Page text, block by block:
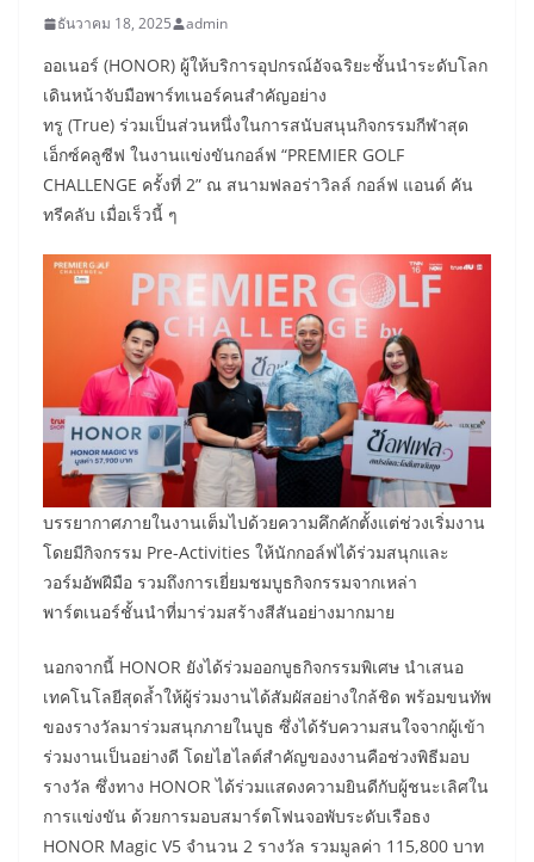
ธันวาคม 18, 2025 admin
ออเนอร์ (HONOR) ผู้ให้บริการอุปกรณ์อัจฉริยะชั้นนำระดับโลก
เดินหน้าจับมือพาร์ทเนอร์คนสำคัญอย่าง
ทรู (True) ร่วมเป็นส่วนหนึ่งในการสนับสนุนกิจกรรมกีฬาสุด
เอ็กซ์คลูซีฟ ในงานแข่งขันกอล์ฟ “PREMIER GOLF
CHALLENGE ครั้งที่ 2” ณ สนามฟลอร่าวิลล์ กอล์ฟ แอนด์ คัน
ทรีคลับ เมื่อเร็วนี้ ๆ
บรรยากาศภายในงานเต็มไปด้วยความคึกคักตั้งแต่ช่วงเริ่มงาน
โดยมีกิจกรรม Pre-Activities ให้นักกอล์ฟได้ร่วมสนุกและ
วอร์มอัพฝีมือ รวมถึงการเยี่ยมชมบูธกิจกรรมจากเหล่า
พาร์ตเนอร์ชั้นนำที่มาร่วมสร้างสีสันอย่างมากมาย
นอกจากนี้ HONOR ยังได้ร่วมออกบูธกิจกรรมพิเศษ นำเสนอ
เทคโนโลยีสุดล้ำให้ผู้ร่วมงานได้สัมผัสอย่างใกล้ชิด พร้อมขนทัพ
ของรางวัลมาร่วมสนุกภายในบูธ ซึ่งได้รับความสนใจจากผู้เข้า
ร่วมงานเป็นอย่างดี โดยไฮไลต์สำคัญของงานคือช่วงพิธีมอบ
รางวัล ซึ่งทาง HONOR ได้ร่วมแสดงความยินดีกับผู้ชนะเลิศใน
การแข่งขัน ด้วยการมอบสมาร์ตโฟนจอพับระดับเรือธง
HONOR Magic V5 จำนวน 2 รางวัล รวมมูลค่า 115,800 บาท